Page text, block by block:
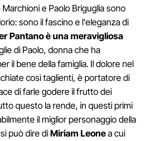
e Paolo Briguglia sono
sono il fascino e l'eleganza di
Pantano è una meravigliosa
di Paolo, donna che ha
il bene della famiglia. Il dolore nel
così taglienti, è portatore di
di farle godere il frutto dei
questo la rende, in questi primi
il miglior personaggio della
può dire diMiriam Leonea cui